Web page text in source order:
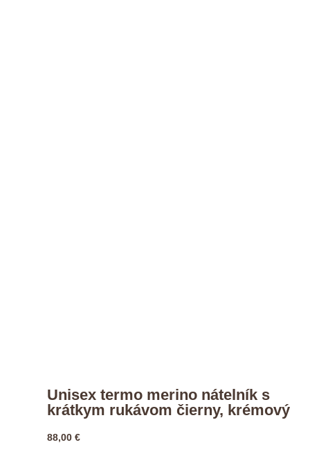
Unisex termo merino nátelník s
krátkym rukávom čierny, krémový
88,00 €